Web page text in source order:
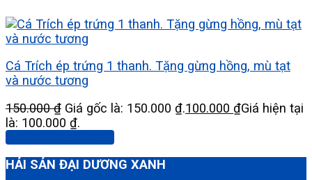
Cá Trích ép trứng 1 thanh. Tặng gừng hồng, mù tạt
và nước tương
150.000₫ Giá gốc là: 150.000 ₫.100.000 ₫Giá hiện tại
là: 100.000 ₫.
Thêm vào giỏ hàng
HẢI SẢN ĐẠI DƯƠNG XANH